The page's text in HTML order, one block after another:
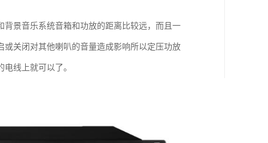
景音乐系统音箱和功放的距离比较远，而且一
关闭对其他喇叭的音量造成影响所以定压功放
线上就可以了。